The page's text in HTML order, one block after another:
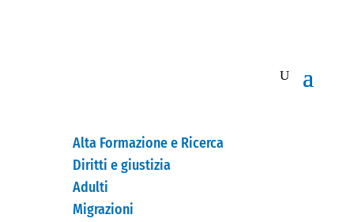
Alta Formazione e Ricerca
Diritti e giustizia
Adulti
Migrazioni